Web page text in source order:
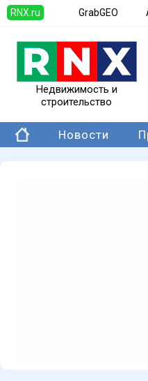
RNX.ru GrabGEO
Недвижимость и
строительство
Новости